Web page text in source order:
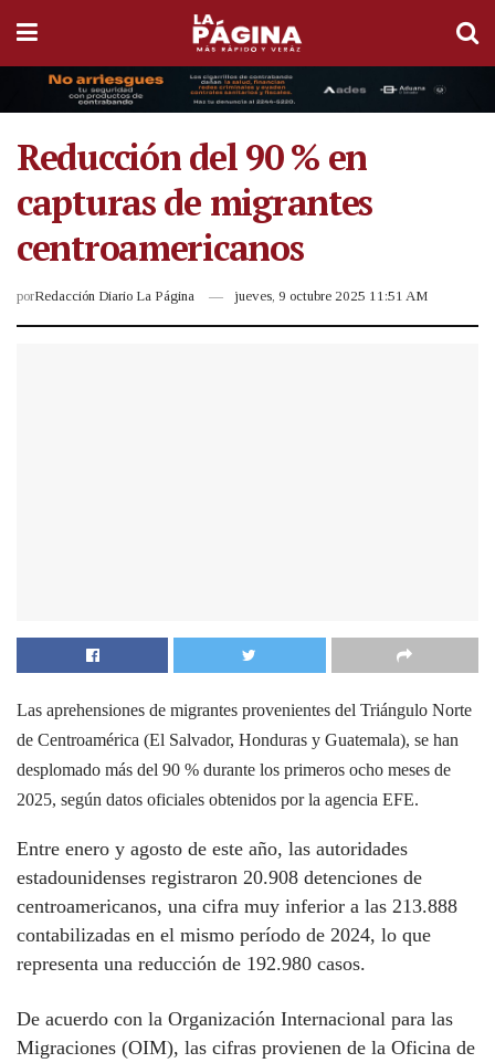
Reducción del 90 % en
capturas de migrantes
centroamericanos
porRedacción Diario La Página jueves, 9 octubre 2025 11:51 AM
Las aprehensiones de migrantes provenientes del Triángulo Norte
de Centroamérica (El Salvador, Honduras y Guatemala), se han
desplomado más del 90 % durante los primeros ocho meses de
2025, según datos oficiales obtenidos por la agencia EFE.
Entre enero y agosto de este año, las autoridades
estadounidenses registraron 20.908 detenciones de
centroamericanos, una cifra muy inferior a las 213.888
contabilizadas en el mismo período de 2024, lo que
representa una reducción de 192.980 casos.
De acuerdo con la Organización Internacional para las
Migraciones (OIM), las cifras provienen de la Oficina de